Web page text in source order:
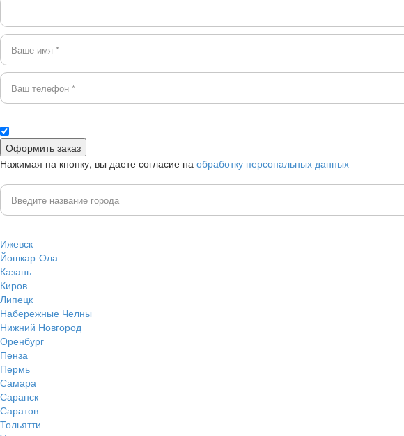
Нажимая на кнопку, вы даете согласие на обработку персональных данных
Ижевск
Йошкар-Ола
Казань
Киров
Липецк
Набережные Челны
Нижний Новгород
Оренбург
Пенза
Пермь
Самара
Саранск
Саратов
Тольятти